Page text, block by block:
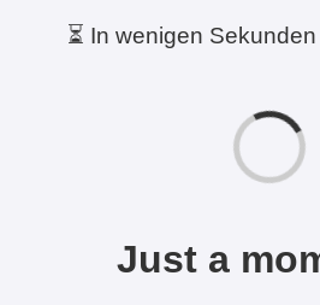
⏳ In wenigen
Just a